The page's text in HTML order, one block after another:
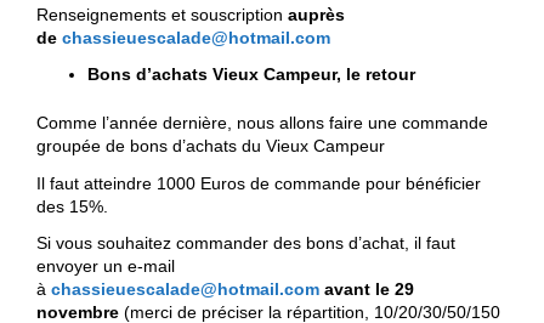
Renseignements et souscription auprès
de chassieuescalade@hotmail.com
Bons d’achats Vieux Campeur, le retour
Comme l’année dernière, nous allons faire une commande
groupée de bons d’achats du Vieux Campeur
Il faut atteindre 1000 Euros de commande pour bénéficier
des 15%.
Si vous souhaitez commander des bons d’achat, il faut
envoyer un e-mail
à chassieuescalade@hotmail.com avant le 29
novembre (merci de préciser la répartition, 10/20/30/50/150